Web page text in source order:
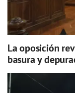
La oposición
basura y